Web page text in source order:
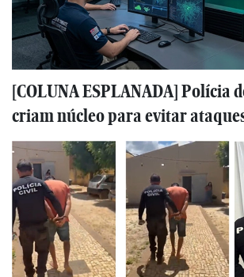
[COLUNA ESPLANADA] Polícia
criam núcleo para evitar